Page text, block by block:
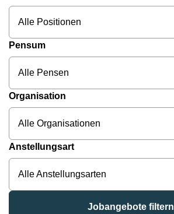
Alle Positionen
Pensum
Alle Pensen
Organisation
Alle Organisationen
Anstellungsart
Alle Anstellungsarten
Jobangebote filtern